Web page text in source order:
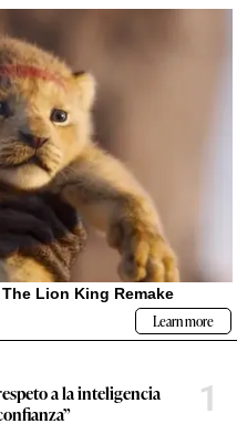
a la inteligencia
1